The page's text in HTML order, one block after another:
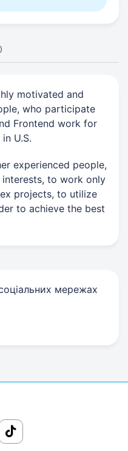
motivated and
who participate
Frontend work for
U.S.
experienced people,
interests, to work only
projects, to utilize
to achieve the best
мережах